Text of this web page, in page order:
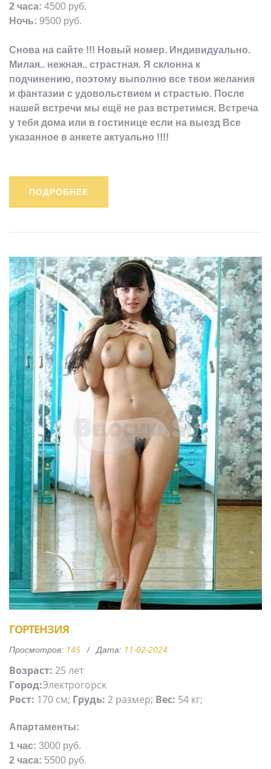
2 часа: 4500 руб.
Ночь: 9500 руб.
Снова на сайте !!! Новый номер. Индивидуально.
Милая.. нежная.. страстная. Я склонна к
подчинению, поэтому выполню все твои желания
и фантазии с удовольствием и страстью. После
нашей встречи мы ещё не раз встретимся. Встреча
у тебя дома или в гостинице если на выезд Все
указанное в анкете актуально !!!!
ПОДРОБНЕЕ
ГОРТЕНЗИЯ
Просмотров: 145 Дата: 11-02-2024
Возраст: 25 лет
Город:Электрогорск
Рост: 170 см; Грудь: 2 размер; Вес: 54 кг;
Апартаменты:
1 час: 3000 руб.
2 часа: 5500 руб.